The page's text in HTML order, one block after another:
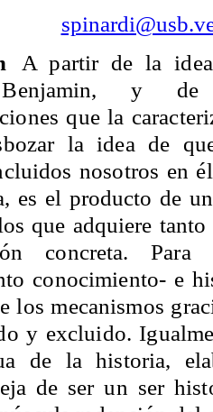
A partir de la
y de
que la
la idea de
nosotros en
es el producto de
que adquiere
concreta.
conocimiento- e
los mecanismos
y excluido.
de la historia,
de ser un ser